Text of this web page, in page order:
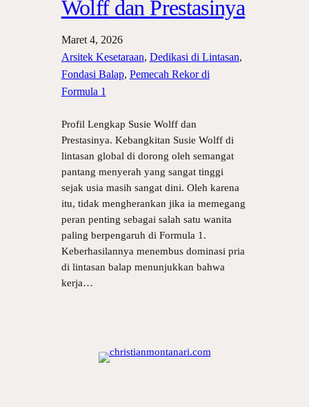
Wolff dan Prestasinya
Maret 4, 2026
Arsitek Kesetaraan, Dedikasi di Lintasan
Fondasi Balap, Pemecah Rekor di
Formula 1
Profil Lengkap Susie Wolff dan
Prestasinya. Kebangkitan Susie Wolff di
lintasan global di dorong oleh semangat
pantang menyerah yang sangat tinggi
sejak usia masih sangat dini. Oleh karena
itu, tidak mengherankan jika ia memegang
peran penting sebagai salah satu wanita
paling berpengaruh di Formula 1.
Keberhasilannya menembus dominasi pria
di lintasan balap menunjukkan bahwa
kerja…